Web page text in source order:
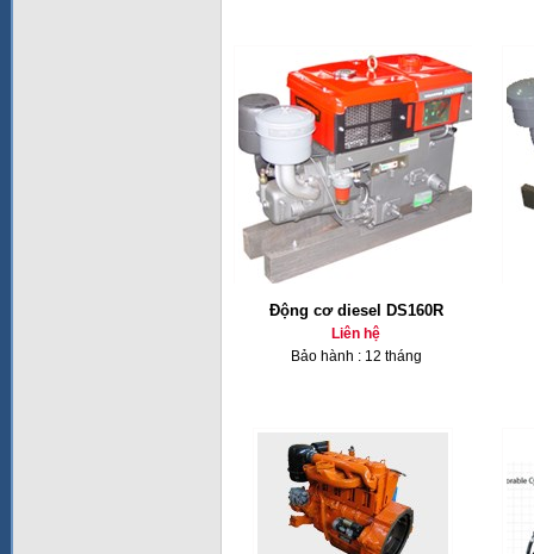
Động cơ diesel DS160R
Liên hệ
Bảo hành : 12 tháng